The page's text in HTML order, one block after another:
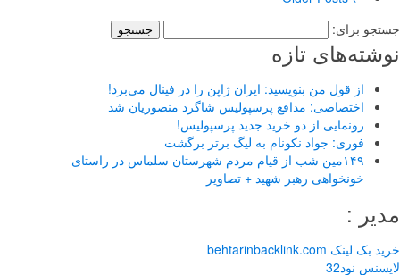
جستجو برای:
نوشته‌های تازه
از قول من بنویسید: ایران ژاپن را در فینال می‌برد!
اختصاصی: مدافع پرسپولیس شاگرد منصوریان شد
رونمایی از دو خرید جدید پرسپولیس!
فوری: جواد نکونام به لیگ برتر برگشت
۱۴۹مین شب از قیام مردم شهرستان سلماس در راستای
خونخواهی رهبر شهید + تصاویر
مدیر :
خرید بک لینک behtarinbacklink.com
لایسنس نود32